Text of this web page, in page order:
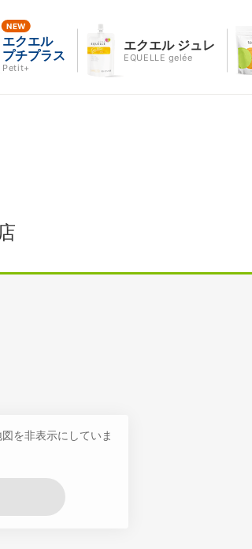
エクエル
プチプラス
Petit+
エクエル ジュレ
EQUELLE gelée
を非表示にしていま